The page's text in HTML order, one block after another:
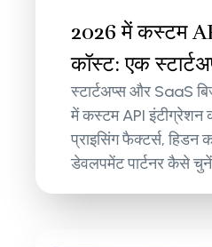
2026 में कस्टम
कॉस्ट: एक
स्टार्टअप्स और SaaS
में कस्टम API इंटीग्रेशन
प्राइसिंग फैक्टर्स,
डेवलपमेंट पार्टनर कैसे